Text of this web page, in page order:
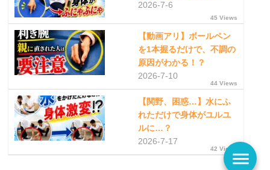
2026-7-6
45 Views
【動画アリ】ボールペン
を1本握るだけで、不調の
原因がわかる！？
2026-7-10
44 Views
【関野、困惑…】水にふ
れただけで身体がユルユ
ルに…？
2026-7-17
42 Viewsmenu